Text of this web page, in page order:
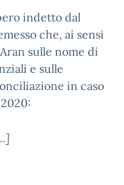
indetto dal
che, ai sensi
sulle nome di
e sulle
in caso